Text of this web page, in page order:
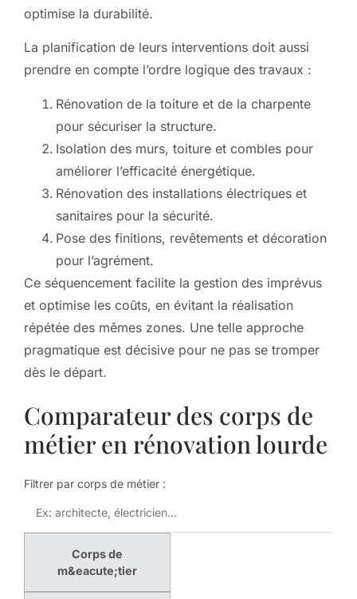
optimise la durabilité.
La planification de leurs interventions doit aussi
prendre en compte l’ordre logique des travaux :
Rénovation de la toiture et de la charpente
pour sécuriser la structure.
Isolation des murs, toiture et combles pour
améliorer l’efficacité énergétique.
Rénovation des installations électriques et
sanitaires pour la sécurité.
Pose des finitions, revêtements et décoration
pour l’agrément.
Ce séquencement facilite la gestion des imprévus
et optimise les coûts, en évitant la réalisation
répétée des mêmes zones. Une telle approche
pragmatique est décisive pour ne pas se tromper
dès le départ.
Comparateur des corps de
métier en rénovation lourde
Filtrer par corps de métier :
Corps de
m&eacute;tier